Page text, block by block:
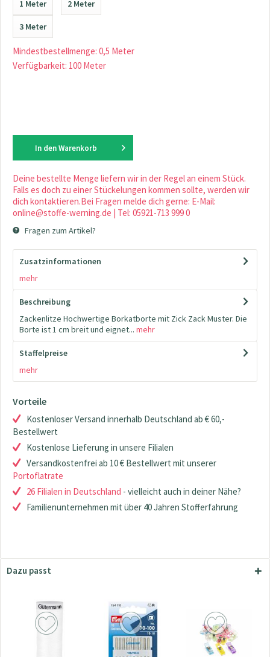
1 Meter 2 Meter
3 Meter
Mindestbestellmenge: 0,5 Meter
Verfügbarkeit: 100 Meter
In den Warenkorb
Deine bestellte Menge liefern wir in der Regel an einem Stück.
Falls es doch zu einer Stückelungen kommen sollte, werden wir
dich kontaktieren.Bei Fragen melde dich gerne: E-Mail:
online@stoffe-werning.de | Tel: 05921-713 999 0
Fragen zum Artikel?
Zusatzinformationen
mehr
Beschreibung
Zackenlitze Hochwertige Borkatborte mit Zick Zack Muster. Die
Borte ist 1 cm breit und eignet... mehr
Staffelpreise
mehr
Vorteile
Kostenloser Versand innerhalb Deutschland ab € 60,-
Bestellwert
Kostenlose Lieferung in unsere Filialen
Versandkostenfrei ab 10 € Bestellwert mit unserer
Portoflatrate
26 Filialen in Deutschland - vielleicht auch in deiner Nähe?
Familienunternehmen mit über 40 Jahren Stofferfahrung
Dazu passt